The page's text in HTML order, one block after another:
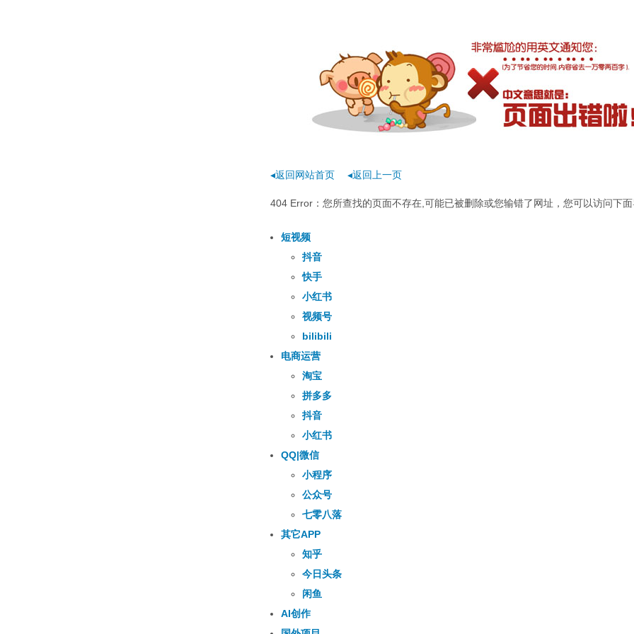
◂返回网站首页 ◂返回上一页
404 Error：您所查找的页面不存在,可能已被删除或您输错了网址，您可以访问下面
短视频
抖音
快手
小红书
视频号
bilibili
电商运营
淘宝
拼多多
抖音
小红书
QQ|微信
小程序
公众号
七零八落
其它APP
知乎
今日头条
闲鱼
AI创作